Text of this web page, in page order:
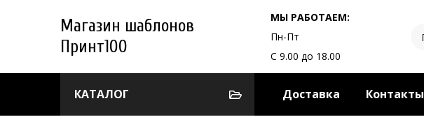
Магазин шаблонов
Принт100
МЫ РАБОТАЕМ:
Пн-Пт
С 9.00 до 18.00
КАТАЛОГ Доставка Контакты